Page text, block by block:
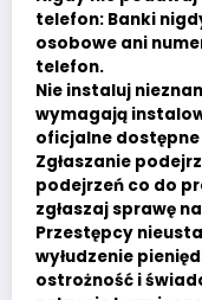
telefon: Banki
osobowe ani
telefon.
Nie instaluj
wymagają
oficjalne dostępne
Zgłaszanie
podejrzeń co do
zgłaszaj sprawę
Przestępcy
wyłudzenie
ostrożność i